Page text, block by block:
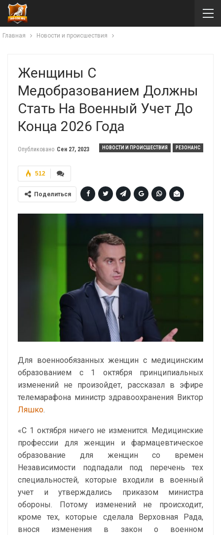
Главная Новости и происшествия
Женщины С
Медобразованием Должны
Стать На Военный Учет До
Конца 2026 Года
НОВОСТИ И ПРОИСШЕСТВИЯ РЕЗОНАНС
Опубликовано Сен 27, 2023
512
Поделиться
Для военнообязанных женщин с медицинским
образованием с 1 октября принципиальных
изменений не произойдет, рассказал в эфире
телемарафона министр здравоохранения Виктор
Ляшко.
«С 1 октября ничего не изменится. Медицинские
профессии для женщин и фармацевтическое
образование для женщин со времен
Независимости подпадали под перечень тех
специальностей, которые входили в военный
учет и утверждались приказом министра
обороны. Потому изменений не происходит,
кроме тех, которые сделала Верховная Рада,
внося изменения в закон о военном